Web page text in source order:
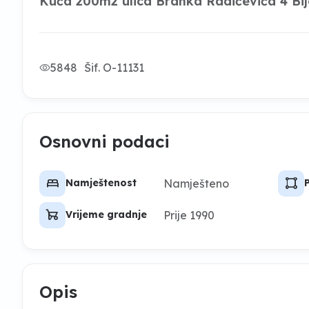
5848 Šif. O-11131
Osnovni podaci
bed Namještenost Namješteno
garden_cart Vrijeme gradnje Prije 1990
activity_zone
Opis